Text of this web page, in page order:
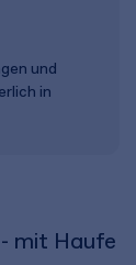
und
in
mit Haufe